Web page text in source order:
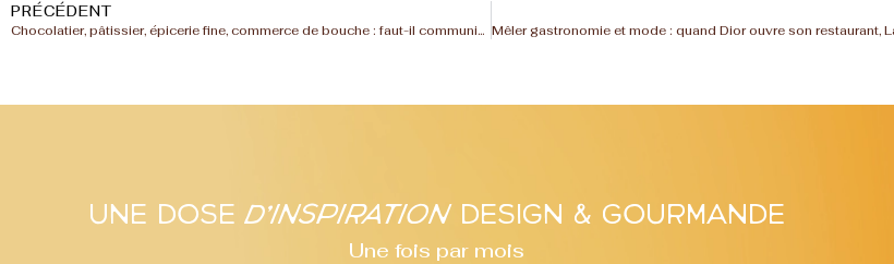
PRÉCÉDENT
Chocolatier, pâtissier, épicerie fine, commerce de bouche : faut-il communiquer différemment pour les fêtes de fin d’année ?
Une dosed'inspirationdesign & gourmande
Une fois par mois